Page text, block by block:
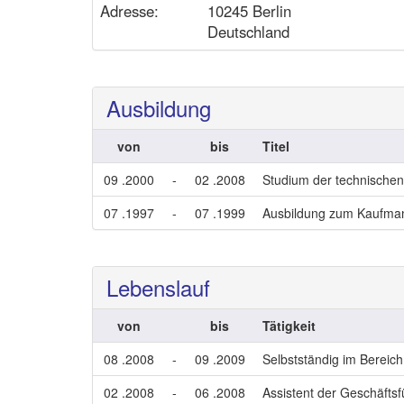
Adresse:
10245 Berlin
Deutschland
Ausbildung
von bis
Titel
09 .2000
- 02 .2008
Studium der
07 .1997
- 07 .1999 Ausbildung zum
Lebenslauf
von bis
Tätigkeit
08 .2008
- 09 .2009
Selbstständig im
02 .2008
- 06 .2008 Assistent der